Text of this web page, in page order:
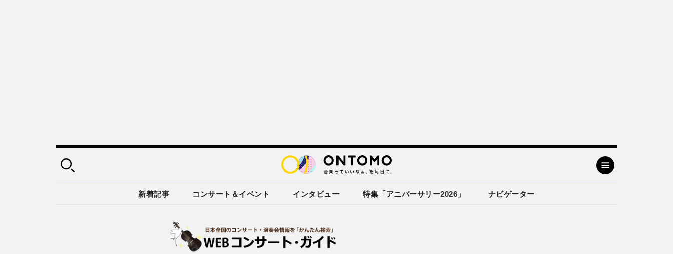
新着記事 コンサート＆イベント インタビュー 特集「アニバーサリー2026」 ナビゲーター